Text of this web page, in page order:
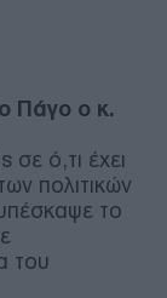
Πάγο ο κ.
σε ό,τι έχει
πολιτικών
το
του